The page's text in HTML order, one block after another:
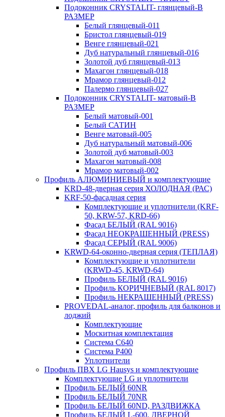
Подоконник CRYSTALIT- глянцевый-В
РАЗМЕР
Белый глянцевый-011
Бристол глянцевый-019
Венге глянцевый-021
Дуб натуральный глянцевый-016
Золотой дуб глянцевый-013
Махагон глянцевый-018
Мрамор глянцевый-012
Палермо глянцевый-027
Подоконник CRYSTALIT- матовый-В
РАЗМЕР
Белый матовый-001
Белый САТИН
Венге матовый-005
Дуб натуральный матовый-006
Золотой дуб матовый-003
Махагон матовый-008
Мрамор матовый-002
Профиль АЛЮМИНИЕВЫЙ и комплектующие
KRD-48-дверная серия ХОЛОДНАЯ (РАС)
KRF-50-фасадная серия
Комплектующие и уплотнители (KRF-
50, KRW-57, KRD-66)
Фасад БЕЛЫЙ (RAL 9016)
Фасад НЕОКРАШЕННЫЙ (PRESS)
Фасад СЕРЫЙ (RAL 9006)
KRWD-64-оконно-дверная серия (ТЕПЛАЯ)
Комплектующие и уплотнители
(KRWD-45, KRWD-64)
Профиль БЕЛЫЙ (RAL 9016)
Профиль КОРИЧНЕВЫЙ (RAL 8017)
Профиль НЕКРАШЕННЫЙ (PRESS)
PROVEDAL-аналог, профиль для балконов и
лоджий
Комплектующие
Москитная комплектация
Система C640
Система P400
Уплотнители
Профиль ПВХ LG Hausys и комплектующие
Комплектующие LG и уплотнители
Профиль БЕЛЫЙ 60NR
Профиль БЕЛЫЙ 70NR
Профиль БЕЛЫЙ 60ND, РАЗДВИЖКА
Профиль БЕЛЫЙ L-600, ДВЕРНОЙ